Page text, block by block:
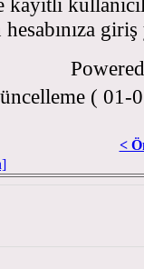
kayıtlı
( 01-
<